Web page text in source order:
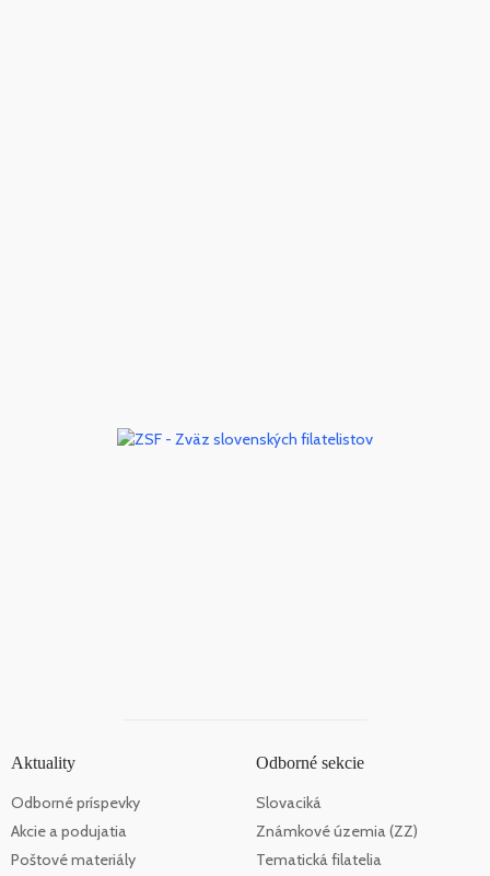
Aktuality
Odborné príspevky
Akcie a podujatia
Poštové materiály
Odborné sekcie
Slovaciká
Známkové územia (ZZ)
Tematická filatelia